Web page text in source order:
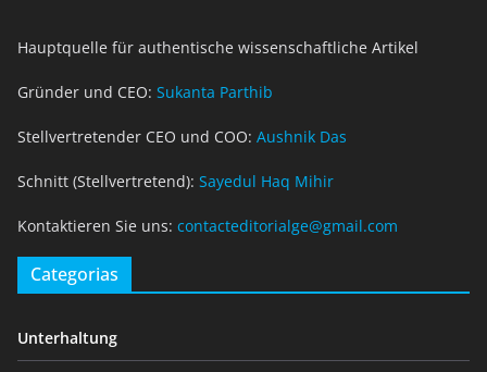
Hauptquelle für authentische wissenschaftliche Artikel
Gründer und CEO: Sukanta Parthib
Stellvertretender CEO und COO: Aushnik Das
Schnitt (Stellvertretend): Sayedul Haq Mihir
Kontaktieren Sie uns: contacteditorialge@gmail.com
Categorias
Unterhaltung